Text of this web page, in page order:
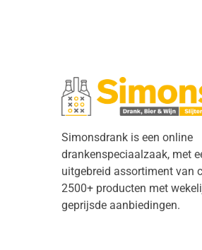
Simonsdrank is een online
drankenspeciaalzaak, met
uitgebreid assortiment van
2500+ producten met
geprijsde aanbiedingen.